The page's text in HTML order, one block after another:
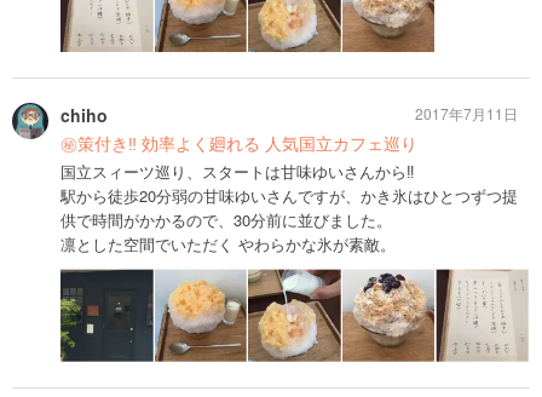
chiho
㊙️策付き‼︎ 効率よく廻れる 人気国立カフェ巡り
国立スィーツ巡り、スタートは甘味ゆいさんから‼︎
駅から徒歩20分弱の甘味ゆいさんですが、かき氷はひとつずつ提
供で時間がかかるので、30分前に並びました。
凛とした空間でいただく やわらかな氷が素敵。
2017年7月11日